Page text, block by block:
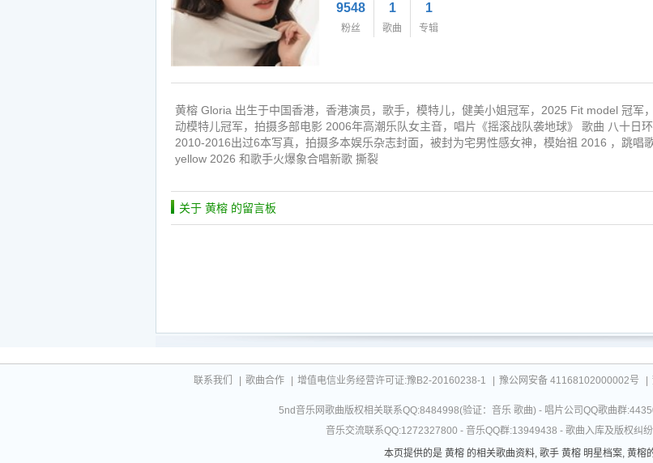
9548
粉丝
1
歌曲
1
专辑
黄榕 Gloria 出生于中国香港，香港演员，歌手，模特儿，健美小姐冠军，2025 Fit model 冠军
动模特儿冠军，拍摄多部电影 2006年高潮乐队女主音，唱片《摇滚战队袭地球》 歌曲 八十日
2010-2016出过6本写真，拍摄多本娱乐杂志封面，被封为宅男性感女神，模始祖 2016 ，跳唱
yellow 2026 和歌手火爆象合唱新歌 撕裂
关于 黄榕 的留言板
联系我们 歌曲合作 增值电信业务经营许可证:豫B2-20160238-1 豫公网安备 41168102000002号
5nd音乐网歌曲版权相关联系QQ:8484998(验证：音乐 歌曲) - 唱片公司QQ歌曲群
音乐交流联系QQ:1272327800 - 音乐QQ群:13949438 - 歌曲入库及版权纠
本页提供的是 黄榕 的相关歌曲资料, 歌手 黄榕 明星档案, 黄榕